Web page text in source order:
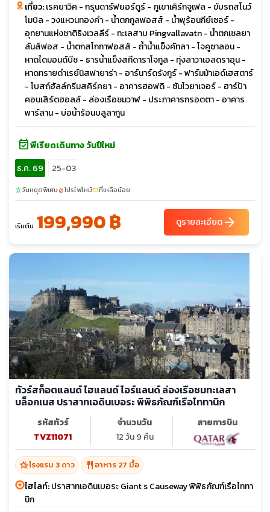
เที่ยว:เรคยาวิค - กรุนดาร์ฟยอร์ดูร์ - ภูเขาเคิร์กจูเฟล - ขับรถสโนว์
โมบิล - วงแหวนทองคำ - น้ำตกกูลฟอสส์ - น้ำพุร้อนกีย์เซอร์ -
อุทยานแห่งชาติธิงเวลลีร์ - ทะเลสาบ Pingvallavatn - น้ำตกเซลยา
ลันส์ฟอส - น้ำตกสโกกาฟอสส์ - ถ้ำน้ำแข็งคัทลา - โจคูซาลอน -
หาดไดมอนด์บีช - ธารน้ำแข็งสกีดาราโจกูล - ทุ่งลาวาเอลดราอุน -
หาดทรายดำเรย์นิสฟายาร่า - อาร์นาร์ดรังกูร์ - ฟาร์มม้าเอด์เฮสตาร์
- โบสถ์ฮัลล์กรีมสคิร์คยา - อาคารฮอฟดิ - ซันโวยาเจอร์ - ฮาร์ป้า
คอนเสิร์ตฮอลล์ - ล่องเรือชมวาฬ - ประภาคารกรอตตา - อาคาร
พาร์ลาน - บ่อน้ำร้อนบลูลากูน
event_availableพีเรียดเดินทาง วันปีใหม่
ธ.ค. 69
25-03
sunnyวันหยุดพิเศษlocal_fire_departmentโปรไฟไหม้confirmation_numberที่เหลือน้อย
เริ่มต้น 199,990 ฿ ดูรายละเอียดarrow_forward
ทัวร์สก็อตแลนด์ ไฮแลนด์ ไอร์แลนด์ ล่องเรือชมทะเลสา
บล็อกเนส ปราสาทเอดินเบอระ พิพิธภัณฑ์เรือไททานิก
รหัสทัวร์
TVZ11071
จำนวนวัน
12 วัน 9 คืน
สายการบิน
hotel_classโรงแรม 3 ดาว restaurant อาหาร 27 มื้อ
ไฮไลท์:ปราสาทเอดินเบอระ Giant s Causeway พิพิธภัณฑ์เรือไททา
นิก